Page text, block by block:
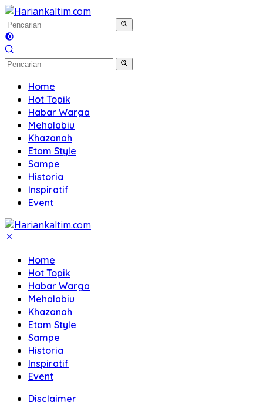
Langsung
ke
konten
Home
Hot Topik
Habar Warga
Mehalabiu
Khazanah
Etam Style
Sampe
Historia
Inspiratif
Event
Home
Hot Topik
Habar Warga
Mehalabiu
Khazanah
Etam Style
Sampe
Historia
Inspiratif
Event
Disclaimer